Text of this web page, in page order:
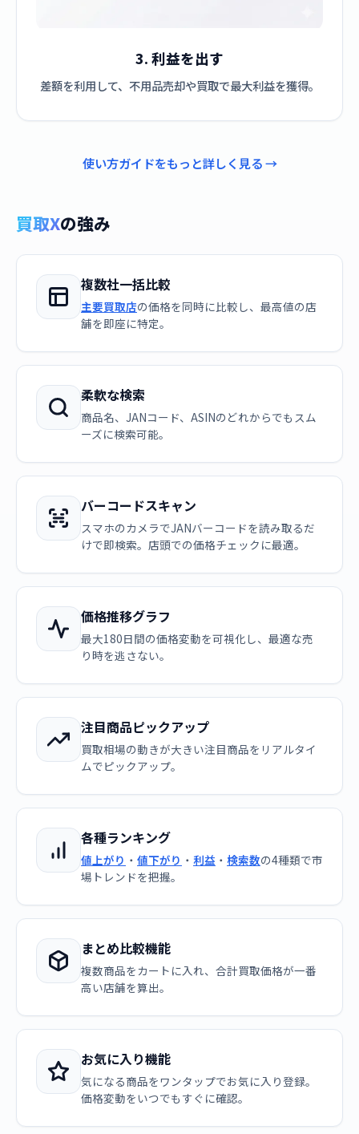
3. 利益を出す
差額を利用して、不用品売却や買取で最大利益を獲得。
使い方ガイドをもっと詳しく見る →
買取Xの強み
複数社一括比較
主要買取店の価格を同時に比較し、最高値の店
舗を即座に特定。
柔軟な検索
商品名、JANコード、ASINのどれからでもスム
ーズに検索可能。
バーコードスキャン
スマホのカメラでJANバーコードを読み取るだ
けで即検索。店頭での価格チェックに最適。
価格推移グラフ
最大180日間の価格変動を可視化し、最適な売
り時を逃さない。
注目商品ピックアップ
買取相場の動きが大きい注目商品をリアルタイ
ムでピックアップ。
各種ランキング
値上がり ・ 値下がり ・ 利益 ・ 検索数の4種類で市
場トレンドを把握。
まとめ比較機能
複数商品をカートに入れ、合計買取価格が一番
高い店舗を算出。
お気に入り機能
気になる商品をワンタップでお気に入り登録。
価格変動をいつでもすぐに確認。